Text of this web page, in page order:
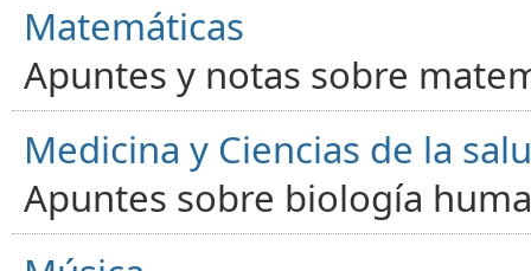
Matemáticas
Apuntes y notas sobre
Medicina y Ciencias de la
Apuntes sobre biología